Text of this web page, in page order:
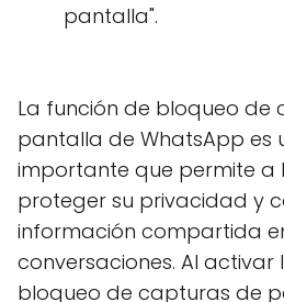
pantalla".
La función de bloqueo de
pantalla de WhatsApp es
importante que permite a
proteger su privacidad y
información compartida
conversaciones. Al activar
bloqueo de capturas de